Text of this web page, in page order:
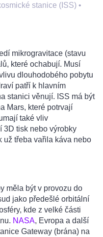
stanice (ISS) •
mikrogravitace (stavu
které ochabují. Musí
dlouhodobého pobytu
patří k hlavním
stanici věnují. ISS má být
Mars, které potrvají
také vliv
3D tisk nebo výrobky
už třeba vařila káva nebo
měla být v provozu do
jako předešlé orbitální
kde z velké části
NASA, Evropa a další
Gateway (brána) na